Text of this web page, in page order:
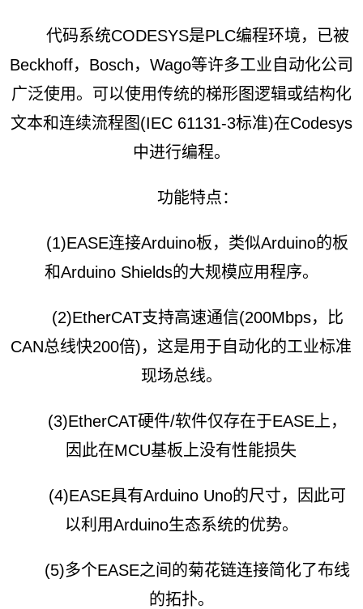
代码系统CODESYS是PLC编程环境，已被
Beckhoff，Bosch，Wago等许多工业自动化公司
广泛使用。可以使用传统的梯形图逻辑或结构化
文本和连续流程图(IEC 61131-3标准)在Codesys
中进行编程。
功能特点：
(1)EASE连接Arduino板，类似Arduino的板
和Arduino Shields的大规模应用程序。
(2)EtherCAT支持高速通信(200Mbps，比
CAN总线快200倍)，这是用于自动化的工业标准
现场总线。
(3)EtherCAT硬件/软件仅存在于EASE上，
因此在MCU基板上没有性能损失
(4)EASE具有Arduino Uno的尺寸，因此可
以利用Arduino生态系统的优势。
(5)多个EASE之间的菊花链连接简化了布线
的拓扑。